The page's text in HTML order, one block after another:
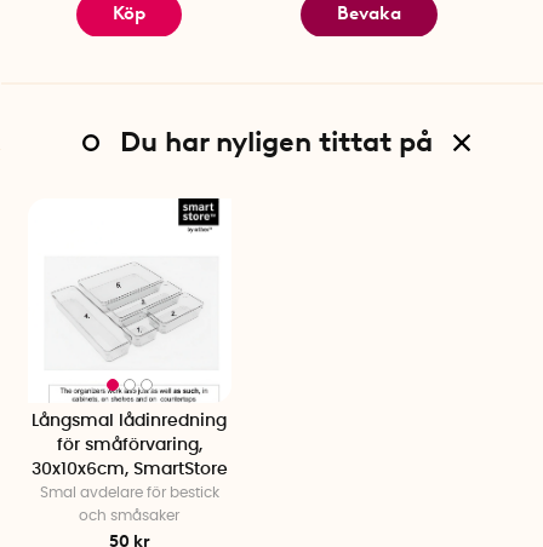
Köp Bevaka
Du har nyligen tittat på
Långsmal lådinredning
för småförvaring,
30x10x6cm, SmartStore
Smal avdelare för bestick
och småsaker
50 kr